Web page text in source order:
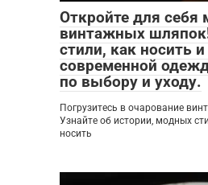
Откройте для себя
винтажных
стили, как носить
современной
по выбору и уходу.
Погрузитесь в очарование
Узнайте об истории, модных
носить